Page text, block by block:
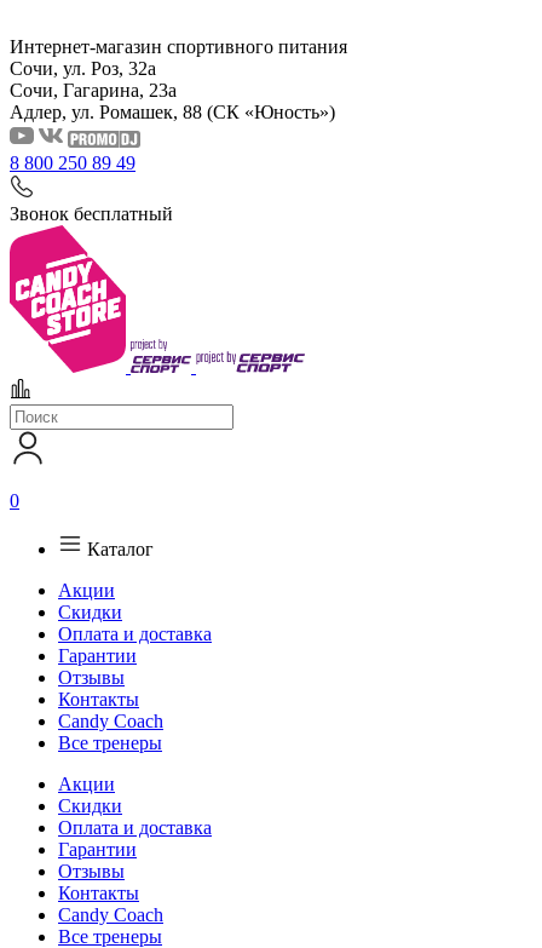
Интернет-магазин спортивного питания
Сочи, ул. Роз, 32а
Сочи, Гагарина, 23а
Адлер, ул. Ромашек, 88 (СК «Юность»)
8 800 250 89 49
Звонок бесплатный
0
Каталог
Акции
Скидки
Оплата и доставка
Гарантии
Отзывы
Контакты
Candy Coach
Все тренеры
Акции
Скидки
Оплата и доставка
Гарантии
Отзывы
Контакты
Candy Coach
Все тренеры